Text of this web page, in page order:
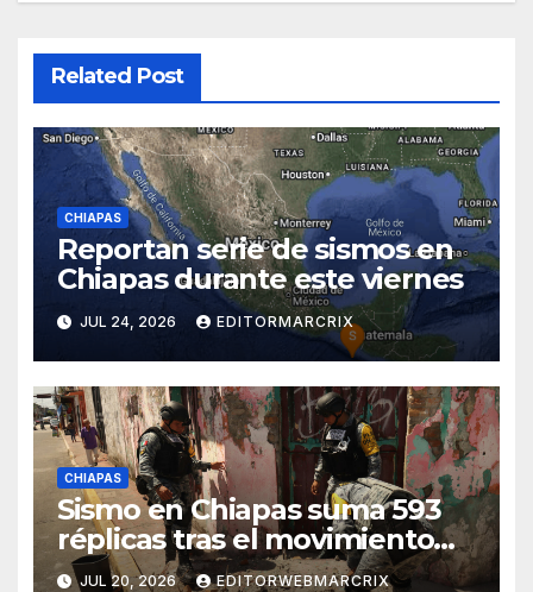
Related Post
CHIAPAS
Reportan serie de sismos en
Chiapas durante este viernes
JUL 24, 2026 EDITORMARCRIX
CHIAPAS
Sismo en Chiapas suma 593
réplicas tras el movimiento
de magnitud 7.4
JUL 20, 2026 EDITORWEBMARCRIX